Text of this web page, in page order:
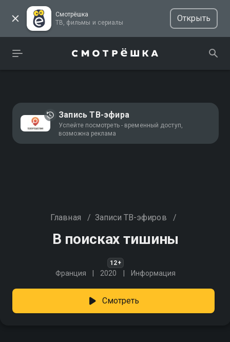
Смотрёшка
ТВ, фильмы и сериалы
Открыть
Запись ТВ-эфира
Успейте посмотреть - временный доступ,
возможна реклама
Главная / Записи ТВ-эфиров /
В поисках тишины
12+
Франция 2020 Информация
Смотреть